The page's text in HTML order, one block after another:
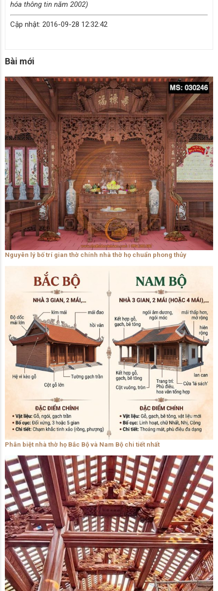
hóa thông tin năm 2002)
Cập nhật: 2016-09-28 12:32:42
Bài mới
Nguyên lý bố trí gian thờ chính nhà thờ họ chuẩn phong thủy
Phân biệt nhà thờ họ Bắc Bộ và Nam Bộ chi tiết nhất